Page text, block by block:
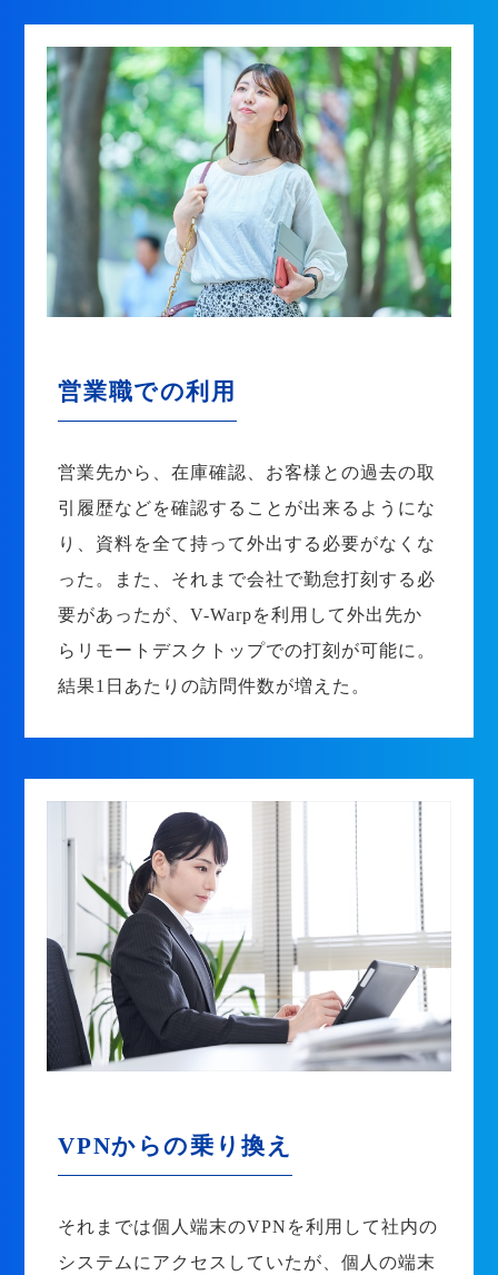
営業職での利用
営業先から、在庫確認、お客様との過去の取
引履歴などを確認することが出来るようにな
り、資料を全て持って外出する必要がなくな
った。また、それまで会社で勤怠打刻する必
要があったが、V-Warpを利用して外出先か
らリモートデスクトップでの打刻が可能に。
結果1日あたりの訪問件数が増えた。
VPNからの乗り換え
それまでは個人端末のVPNを利用して社内の
システムにアクセスしていたが、個人の端末